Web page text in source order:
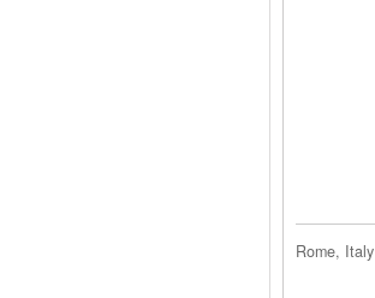
Rome, Italy